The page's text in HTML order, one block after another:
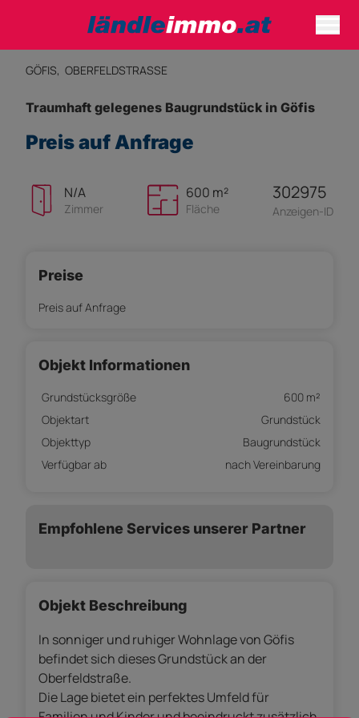
GÖFIS, OBERFELDSTRASSE
Traumhaft gelegenes Baugrundstück in Göfis
Preis auf Anfrage
N/A
Zimmer
600 m²
Fläche
302975
Anzeigen-ID
Preise
Preis auf Anfrage
Objekt Informationen
Grundstücksgröße
600 m²
Objektart
Grundstück
Objekttyp
Baugrundstück
Verfügbar ab
nach Vereinbarung
Empfohlene Services unserer Partner
Objekt Beschreibung
In sonniger und ruhiger Wohnlage von Göfis
befindet sich dieses Grundstück an der
Oberfeldstraße.
Die Lage bietet ein perfektes Umfeld für